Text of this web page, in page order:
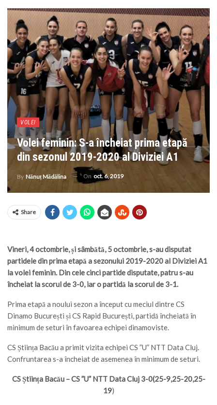
VOLEI
Volei feminin: S-a încheiat prima etapă
din sezonul 2019-2020 al Diviziei A1
By Nănuț Mădălina On oct. 6, 2019
Share
Vineri, 4 octombrie, și sâmbătă, 5 octombrie, s-au disputat
partidele din prima etapă a sezonului 2019-2020 al Diviziei A1
la volei feminin. Din cele cinci partide disputate, patru s-au
încheiat la scorul de 3-0, iar o partidă la scorul de 3-1.
Prima etapă a noului sezon a început cu meciul dintre CS
Dinamo București și CS Rapid București, partidă încheiată în
minimum de seturi în favoarea echipei dinamoviste.
CS Știința Bacău a primit vizita echipei CS ”U” NTT Data Cluj.
Confruntarea s-a încheiat de asemenea în minimum de seturi.
CS Știința Bacău – CS ”U” NTT Data Cluj 3-0(25-9,25-20,25-
19)